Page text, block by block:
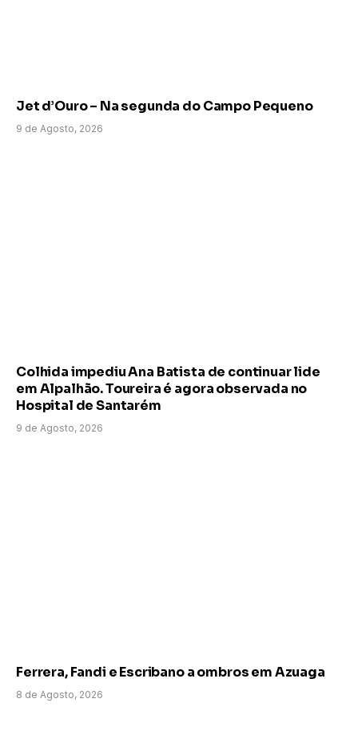
Jet d’Ouro – Na segunda do Campo Pequeno
9 de Agosto, 2026
Colhida impediu Ana Batista de continuar lide
em Alpalhão. Toureira é agora observada no
Hospital de Santarém
9 de Agosto, 2026
Ferrera, Fandi e Escribano a ombros em Azuaga
8 de Agosto, 2026